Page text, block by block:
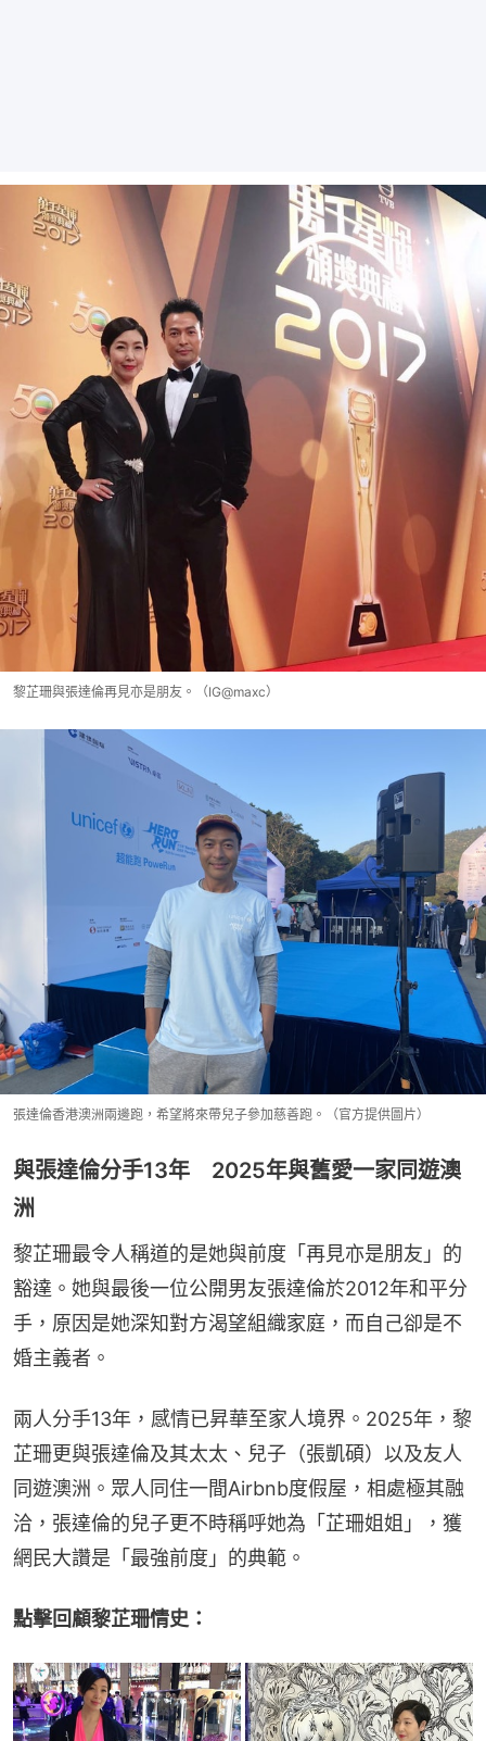
黎芷珊與張達倫再見亦是朋友。（IG@maxc）
張達倫香港澳洲兩邊跑，希望將來帶兒子參加慈善跑。（官方提供圖片）
與張達倫分手13年 2025年與舊愛一家同遊澳
洲
黎芷珊最令人稱道的是她與前度「再見亦是朋友」的
豁達。她與最後一位公開男友張達倫於2012年和平分
手，原因是她深知對方渴望組織家庭，而自己卻是不
婚主義者。
兩人分手13年，感情已昇華至家人境界。2025年，黎
芷珊更與張達倫及其太太、兒子（張凱碩）以及友人
同遊澳洲。眾人同住一間Airbnb度假屋，相處極其融
洽，張達倫的兒子更不時稱呼她為「芷珊姐姐」，獲
網民大讚是「最強前度」的典範。
點擊回顧黎芷珊情史：